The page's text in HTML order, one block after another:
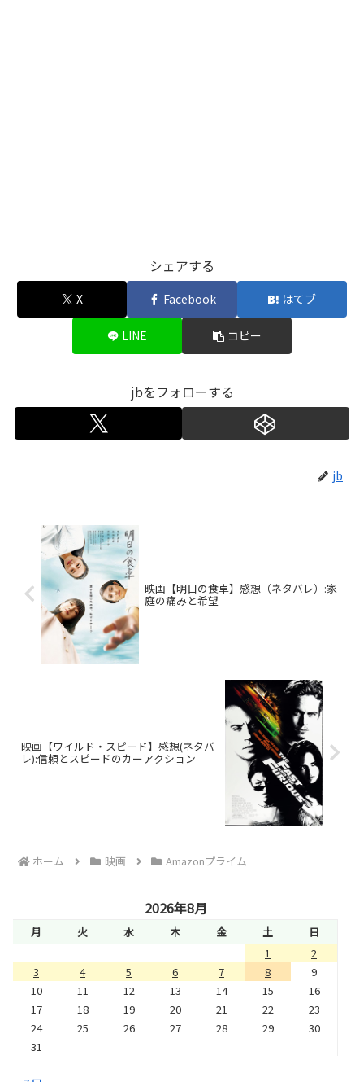
シェアする
X Facebook はてブ
LINE コピー
jbをフォローする
jb
映画【明日の食卓】感想（ネタバレ）:家
庭の痛みと希望
映画【ワイルド・スピード】感想(ネタバ
レ):信頼とスピードのカーアクション
ホーム 映画 Amazonプライム
2026年8月
月 火 水 木 金 土
日
1
2
3
4 5 6 7 8
9
10
11 12 13 14 15
16
17
18 19 20 21 22
23
24
25 26 27 28 29
30
31